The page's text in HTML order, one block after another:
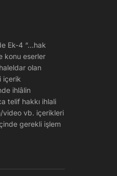
Ek-4 “…hak
konu eserler
olan
içerik
ihlâlin
telif hakkı ihlali
video vb. içerikleri
gerekli işlem